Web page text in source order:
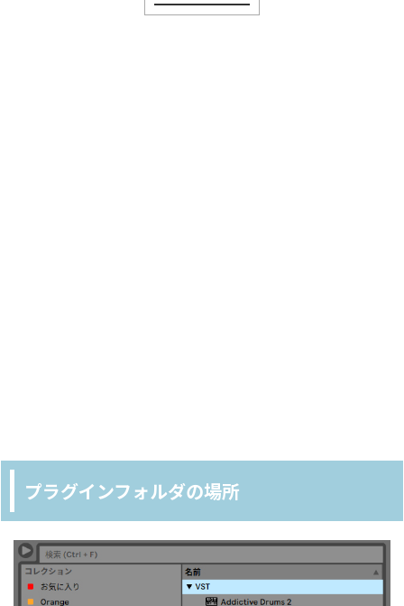
プラグインフォルダの場所